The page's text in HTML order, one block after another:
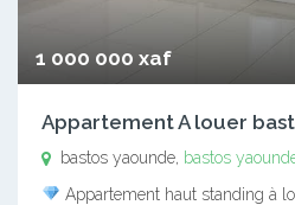
1 000 000 xaf
Appartement A louer
bastos yaounde, bastos
Appartement haut standing à